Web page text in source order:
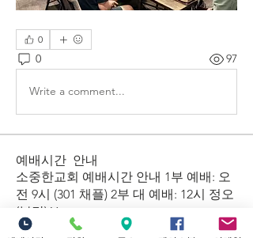
0
0 97
Write a comment...
예배시간 안내
​소중한교회 예배시간 안내 1부 예배: 오
전 9시 (301 채플) 2부 대 예배: 12시 정오
(본당) Yo
더보기